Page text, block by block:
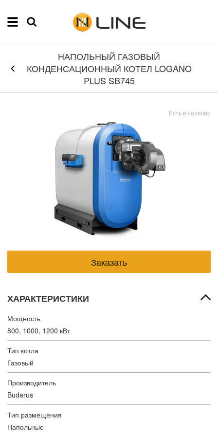
НАПОЛЬНЫЙ ГАЗОВЫЙ
КОНДЕНСАЦИОННЫЙ КОТЕЛ LOGANO
PLUS SB745
Есть в наличии
ХАРАКТЕРИСТИКИ
Мощность
800, 1000, 1200 кВт
Тип котла
Газовый
Производитель
Buderus
Тип размещения
Напольные